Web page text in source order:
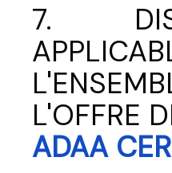
7.
L'OFFRE
ADAA